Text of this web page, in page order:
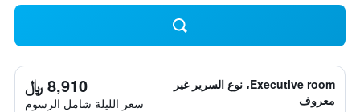
Executive room، نوع السرير غير
معروف
8,910 ﷼
سعر الليلة شامل الرسوم